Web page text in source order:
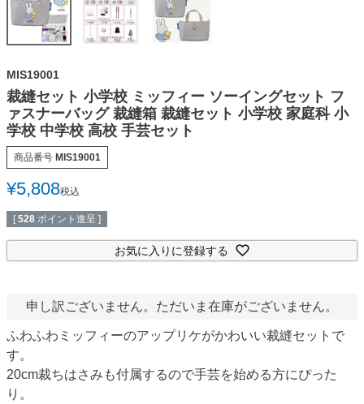
MIS19001
裁縫セット 小学校 ミッフィー ソーイングセット フ
ァスナーバッグ 裁縫箱 裁縫セット 小学校 家庭科 小
学校 中学校 高校 手芸セット
商品番号 MIS19001
¥5,808税込
[ 528 ポイント進呈 ]
お気に入りに登録する
申し訳ございません。ただいま在庫がございません。
ふわふわミッフィーのアップリケがかわいい裁縫セットで
す。
20cm裁ちはさみも付属するので手芸を始める方にぴった
り。